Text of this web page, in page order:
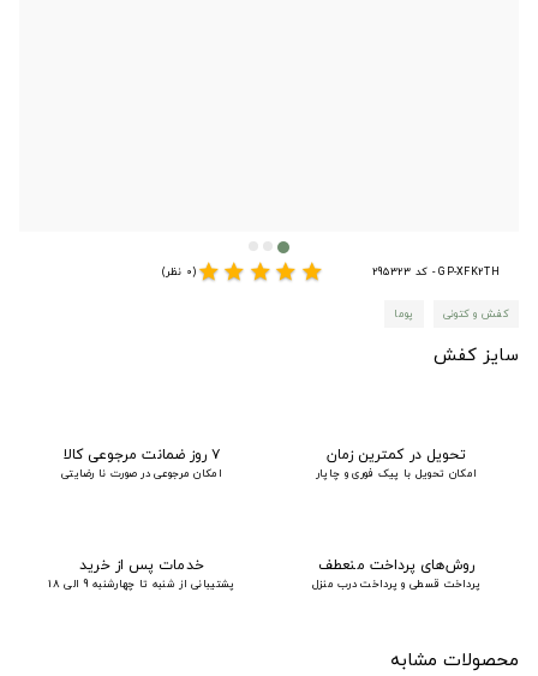
GP-XFK2TH - کد 295323 star
star
star
star
star(0 نظر)
کفش و کتونی پوما
سایز کفش
تحویل در کمترین زمان
امکان تحویل با پیک فوری و چاپار
۷ روز ضمانت مرجوعی کالا
امکان مرجوعی در صورت نا رضایتی
روش‌های پرداخت منعطف
پرداخت قسطی و پرداخت درب منزل
خدمات پس از خرید
پشتیبانی از شنبه تا چهارشنبه 9 الی 18
محصولات مشابه